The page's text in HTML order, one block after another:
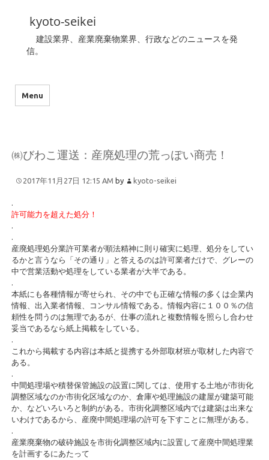
kyoto-seikei
建設業界、産業廃棄物業界、行政などのニュースを発
信。
Menu
㈱びわこ運送：産廃処理の荒っぽい商売！
2017年11月27日 12:15 AM by kyoto-seikei
.
許可能力を超えた処分！
.
.
産廃処理処分業許可業者が順法精神に則り確実に処理、処分をしてい
るかと言うなら「その通り」と答えるのは許可業者だけで、グレーの
中で営業活動や処理をしている業者が大半である。
.
本紙にも各種情報が寄せられ、その中でも正確な情報の多くは企業内
情報、出入業者情報、コンサル情報である。情報内容に１００％の信
頼性を問うのは無理であるが、仕事の流れと複数情報を照らし合わせ
妥当であるなら紙上掲載をしている。
.
これから掲載する内容は本紙と提携する外部取材班が取材した内容で
ある。
.
中間処理場や積替保管施設の設置に関しては、使用する土地が市街化
調整区域なのか市街化区域なのか、倉庫や処理施設の建屋が建築可能
か、などいろいろと制約がある。市街化調整区域内では建築は出来な
いわけであるから、産廃中間処理場の許可を下すことに無理がある。
.
産業廃棄物の破砕施設を市街化調整区域内に設置して産廃中間処理業
を計画するにあたって